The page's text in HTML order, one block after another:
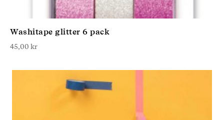
Washitape glitter 6 pack
45,00 kr